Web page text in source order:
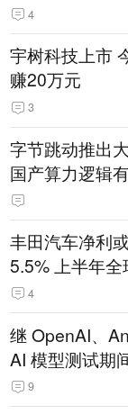
4
宇树科技上市
赚20万元
3
字节跳动推出
国产算力逻辑
丰田汽车净利
5.5% 上半年
14.3万辆
4
继 OpenAI、
AI 模型测试期
9